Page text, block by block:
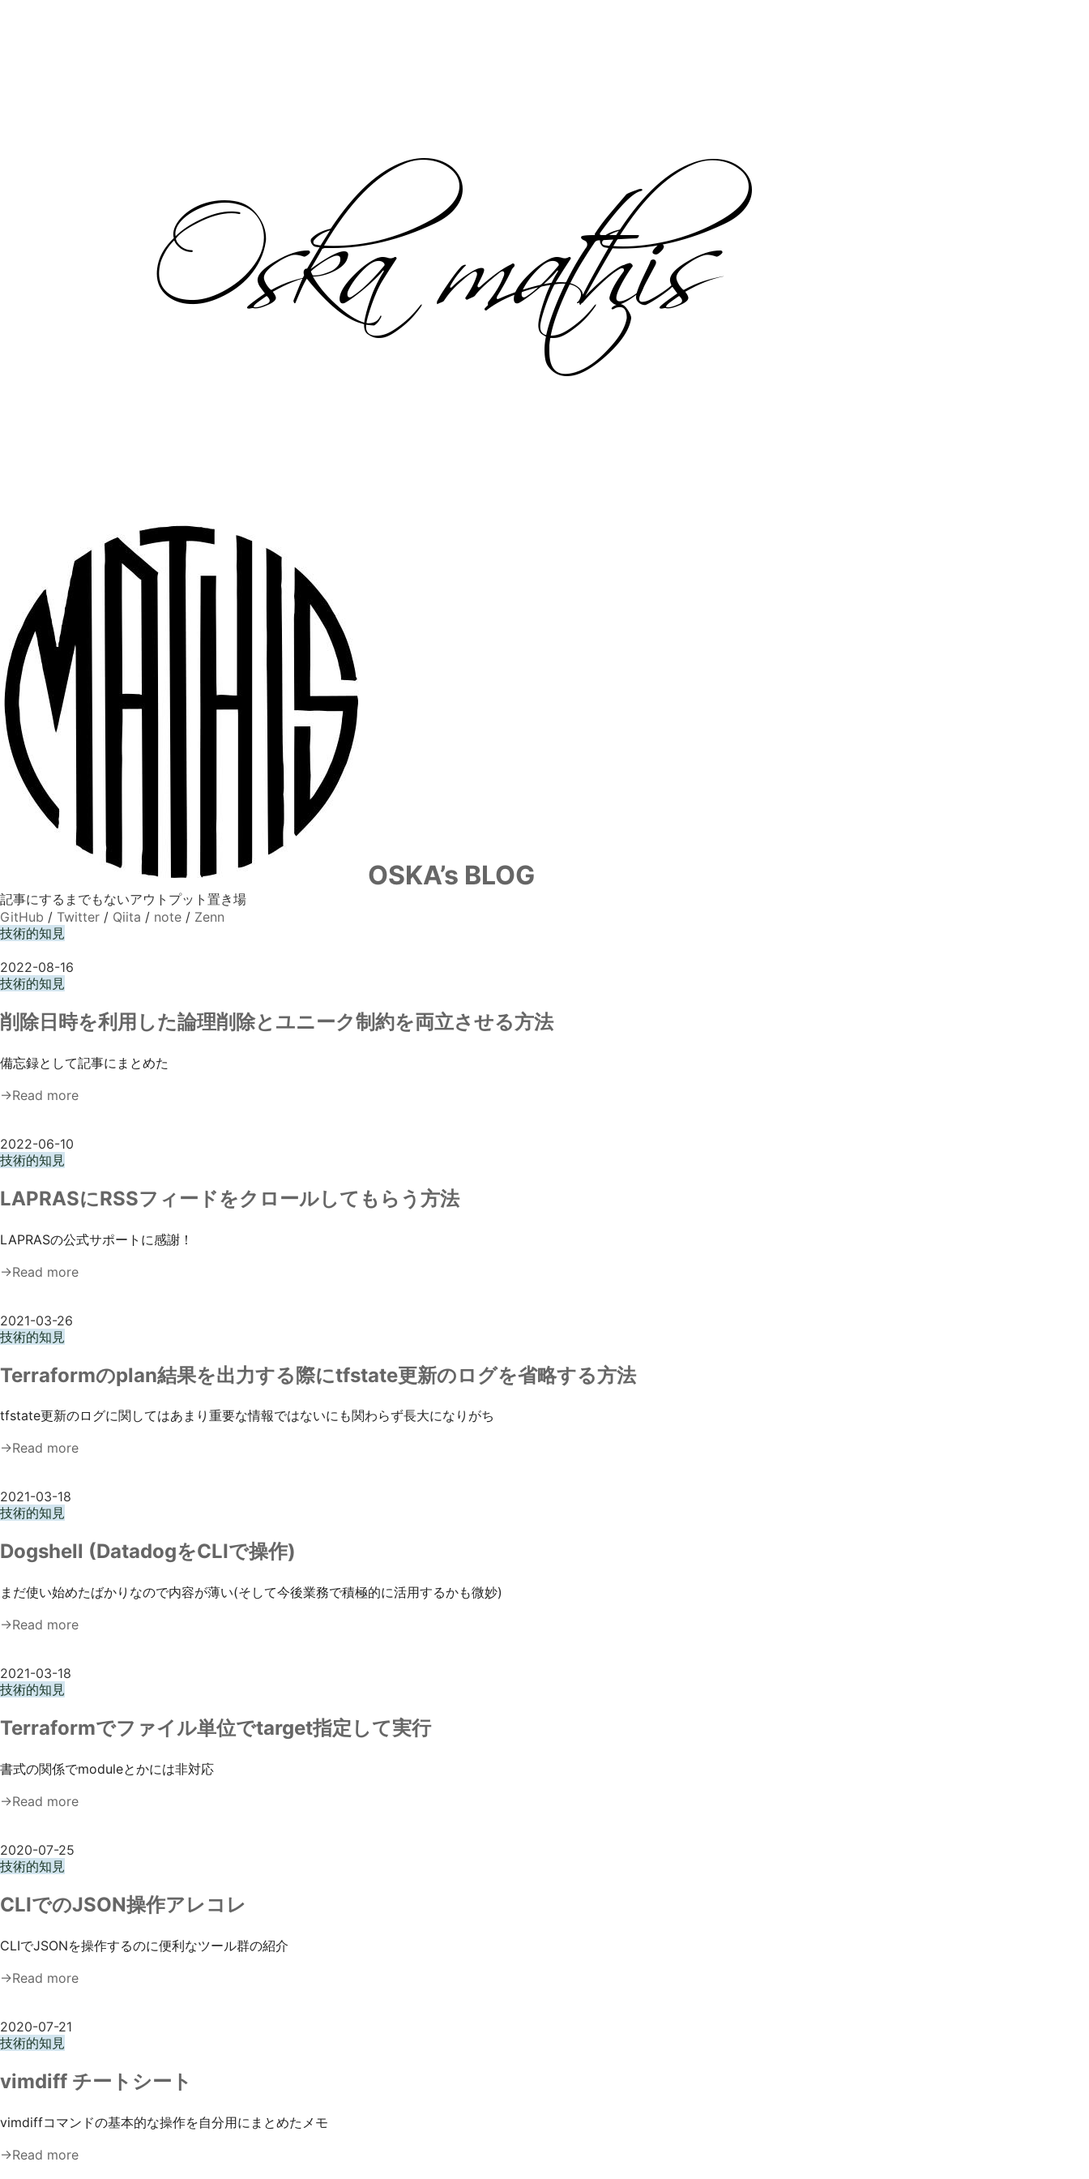
OSKA’s BLOG
記事にするまでもないアウトプット置き場
GitHub / Twitter / Qiita / note / Zenn
技術的知見
2022-08-16
技術的知見
削除日時を利用した論理削除とユニーク制約を両立させる方法
備忘録として記事にまとめた
→Read more
2022-06-10
技術的知見
LAPRASにRSSフィードをクロールしてもらう方法
LAPRASの公式サポートに感謝！
→Read more
2021-03-26
技術的知見
Terraformのplan結果を出力する際にtfstate更新のログを省略する方法
tfstate更新のログに関してはあまり重要な情報ではないにも関わらず長大になりがち
→Read more
2021-03-18
技術的知見
Dogshell (DatadogをCLIで操作)
まだ使い始めたばかりなので内容が薄い(そして今後業務で積極的に活用するかも微妙)
→Read more
2021-03-18
技術的知見
Terraformでファイル単位でtarget指定して実行
書式の関係でmoduleとかには非対応
→Read more
2020-07-25
技術的知見
CLIでのJSON操作アレコレ
CLIでJSONを操作するのに便利なツール群の紹介
→Read more
2020-07-21
技術的知見
vimdiff チートシート
vimdiffコマンドの基本的な操作を自分用にまとめたメモ
→Read more